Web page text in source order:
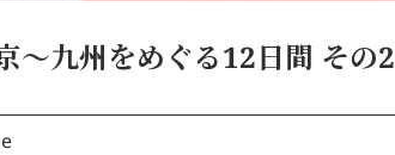
～九州をめぐる12日間 その2